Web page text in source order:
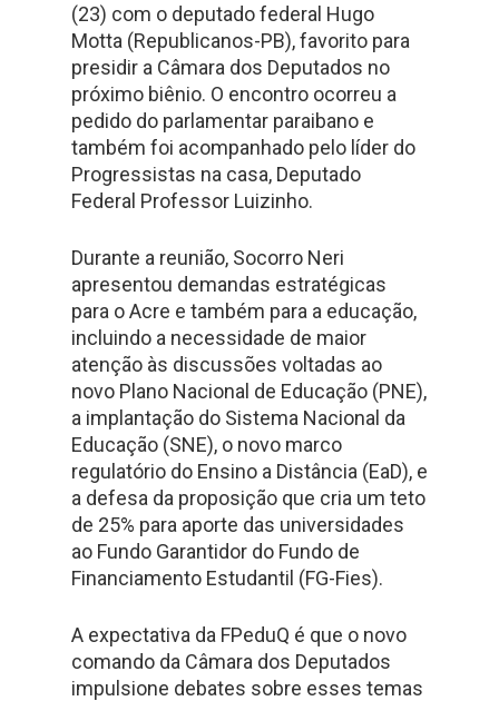
(23) com o deputado federal Hugo
Motta (Republicanos-PB), favorito para
presidir a Câmara dos Deputados no
próximo biênio. O encontro ocorreu a
pedido do parlamentar paraibano e
também foi acompanhado pelo líder do
Progressistas na casa, Deputado
Federal Professor Luizinho.
Durante a reunião, Socorro Neri
apresentou demandas estratégicas
para o Acre e também para a educação,
incluindo a necessidade de maior
atenção às discussões voltadas ao
novo Plano Nacional de Educação (PNE),
a implantação do Sistema Nacional da
Educação (SNE), o novo marco
regulatório do Ensino a Distância (EaD), e
a defesa da proposição que cria um teto
de 25% para aporte das universidades
ao Fundo Garantidor do Fundo de
Financiamento Estudantil (FG-Fies).
A expectativa da FPeduQ é que o novo
comando da Câmara dos Deputados
impulsione debates sobre esses temas